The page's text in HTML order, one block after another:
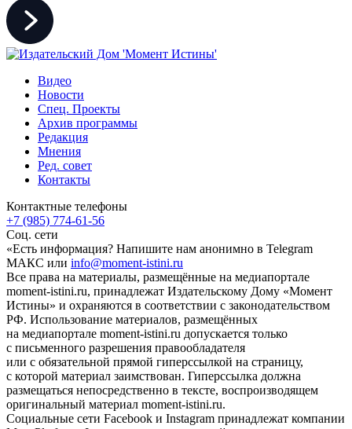
Видео
Новости
Спец. Проекты
Архив программы
Редакция
Мнения
Ред. совет
Контакты
Контактные телефоны
+7 (985) 774-61-56
Соц. сети
«Есть информация? Напишите нам анонимно в Telegram
МАКС или info@moment-istini.ru
Все права на материалы, размещённые на медиапортале
moment-istini.ru, принадлежат Издательскому Дому «Момент
Истины» и охраняются в соответствии с законодательством
РФ. Использование материалов, размещённых
на медиапортале moment-istini.ru допускается только
с письменного разрешения правообладателя
или с обязательной прямой гиперссылкой на страницу,
с которой материал заимствован. Гиперссылка должна
размещаться непосредственно в тексте, воспроизводящем
оригинальный материал moment-istini.ru.
Социальные сети Facebook и Instagram принадлежат компании